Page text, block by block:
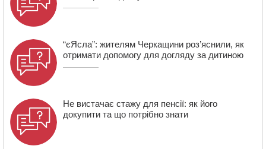
“єЯсла”: жителям Черкащини роз’яснили, як
отримати допомогу для догляду за дитиною
Не вистачає стажу для пенсії: як його
докупити та що потрібно знати